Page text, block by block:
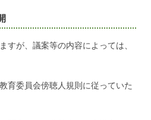
すが、議案等の内容によっては、
育委員会傍聴人規則に従っていた